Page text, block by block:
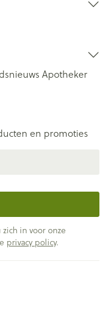
Apotheker
en promoties
in voor onze
privacy policy.